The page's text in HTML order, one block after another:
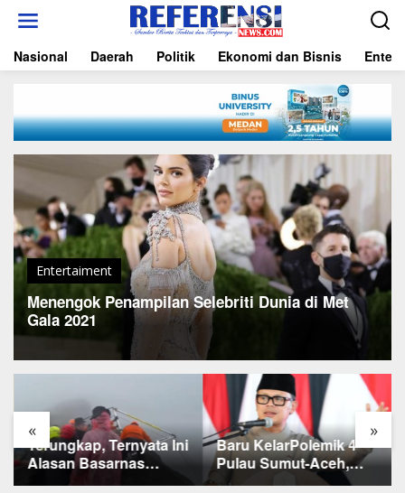
t
Nasional Daerah Politik Ekonomi dan Bisnis
Entertaiment
Menengok Penampilan Selebriti Dunia di Met
Gala 2021
« »
Terungkap, Ternyata Ini
Alasan Basarnas
Evakuasi Juliana
Baru KelarPolemik 4
Pulau Sumut-Aceh,
Muncul Klaim 43 Pulau